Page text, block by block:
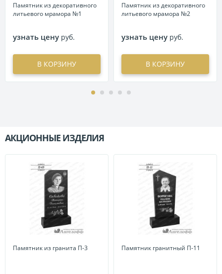
Памятник из декоративного
литьевого мрамора №1
узнать цену руб.
В КОРЗИНУ
Памятник из декоративного
литьевого мрамора №2
узнать цену руб.
В КОРЗИНУ
АКЦИОННЫЕ ИЗДЕЛИЯ
Памятник из гранита П-3 Памятник гранитный П-11